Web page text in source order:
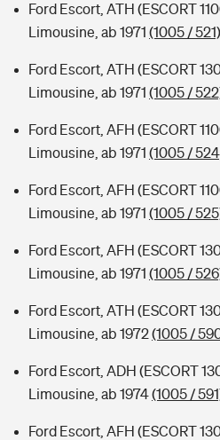
Ford Escort, ATH (ESCORT
Limousine, ab 1971 (1005 / 521)
Ford Escort, ATH (ESCORT
Limousine, ab 1971 (1005 /
Ford Escort, AFH (ESCORT
Limousine, ab 1971 (1005 /
Ford Escort, AFH (ESCORT
Limousine, ab 1971 (1005 /
Ford Escort, AFH (ESCORT
Limousine, ab 1971 (1005 /
Ford Escort, ATH (ESCORT
Limousine, ab 1972(1005 /
Ford Escort, ADH (ESCORT
Limousine, ab 1974(1005 /
Ford Escort, AFH (ESCORT